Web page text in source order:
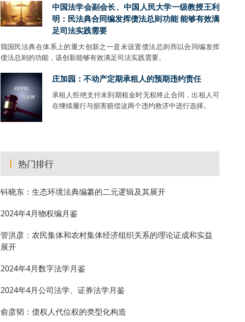
中国法学会副会长、中国人民大学一级教授王利
明：民法典合同编发挥债法总则功能 能够有效满
足司法实践需要
我国民法典在体系上的重大创新之一是未设置债法总则而以合同编发挥
债法总则的功能，该创新能够有效满足司法实践需要。
庄加园：不动产定期承租人的预期违约责任
承租人拒绝支付未到期租金时无权终止合同，出租人可
在继续履行与损害赔偿这两个违约救济中进行选择。
热门排行
钭晓东：生态环境法典编纂的二元逻辑及其展开
2024年4月物权编月鉴
管洪彦：农民集体和农村集体经济组织关系的理论证成和实益
展开
2024年4月数字法学月鉴
2024年4月公司法学、证券法学月鉴
俞彦韬：债权人代位权的类型化构造